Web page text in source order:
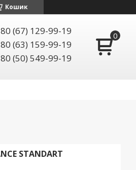
Кошик
(67) 129-99-19
(63) 159-99-19
(50) 549-99-19
STANDART